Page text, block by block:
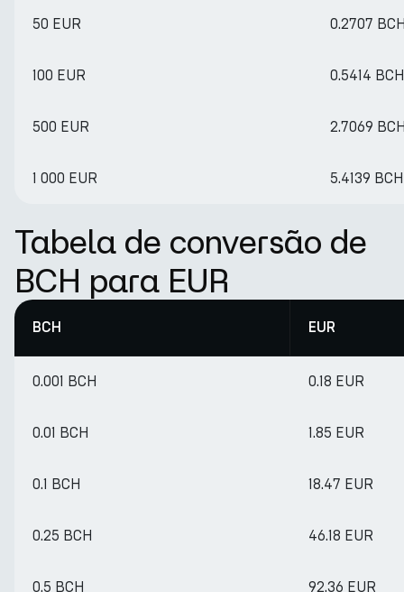
50 EUR 0.2707
100 EUR 0.5414 BCH
500 EUR 2.7069
1 000 EUR 5.4139 BCH
Tabela de conversão de
BCH para EUR
BCH EUR
0.001 BCH 0.18 EUR
0.01 BCH 1.85 EUR
0.1 BCH 18.47 EUR
0.25 BCH 46.18 EUR
0.5 BCH 92.36 EUR